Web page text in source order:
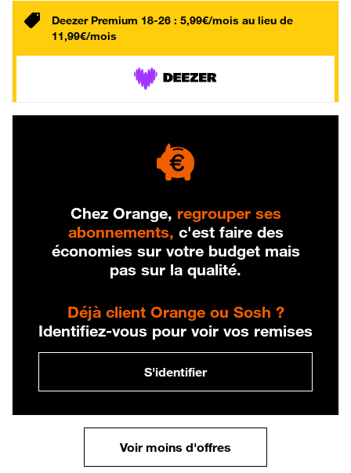
Deezer Premium 18-26 : 5,99€/mois au lieu de
11,99€/mois
Chez Orange, regrouper ses
abonnements, c'est faire des
économies sur votre budget mais
pas sur la qualité.
Déjà client Orange ou Sosh ?
Identifiez-vous pour voir vos remises
S'identifier
Voir moins d'offres